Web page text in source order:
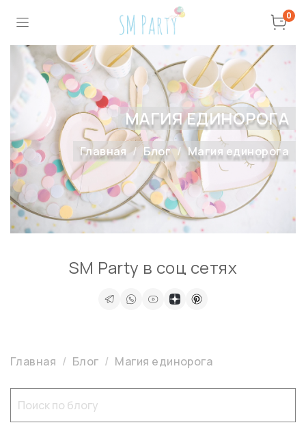
0
МАГИЯ ЕДИНОРОГА
Главная Блог Магия единорога
Главная Блог Магия единорога
SM Party в соц сетях